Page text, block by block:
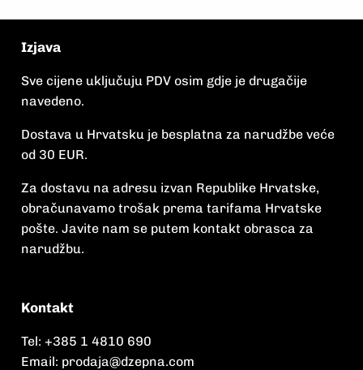
Izjava
Sve cijene uključuju PDV osim gdje je drugačije
navedeno.
Dostava u Hrvatsku je besplatna za narudžbe veće
od 30 EUR.
Za dostavu na adresu izvan Republike Hrvatske,
obračunavamo trošak prema tarifama Hrvatske
pošte. Javite nam se putem kontakt obrasca za
narudžbu.
Kontakt
Tel: +385 1 4810 690
Email: prodaja@dzepna.com